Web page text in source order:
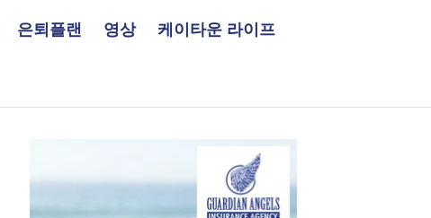
은퇴플랜 영상 케이타운 라이프